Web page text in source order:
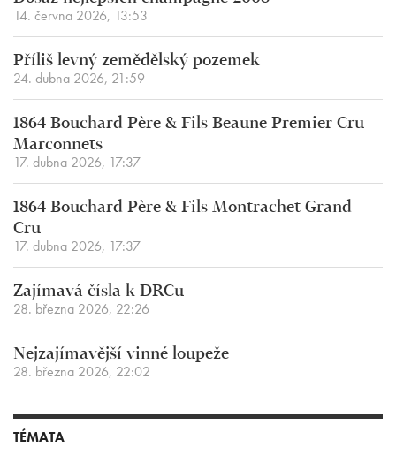
14. června 2026, 13:53
Příliš levný zemědělský pozemek
24. dubna 2026, 21:59
1864 Bouchard Père & Fils Beaune Premier Cru
Marconnets
17. dubna 2026, 17:37
1864 Bouchard Père & Fils Montrachet Grand
Cru
17. dubna 2026, 17:37
Zajímavá čísla k DRCu
28. března 2026, 22:26
Nejzajímavější vinné loupeže
28. března 2026, 22:02
TÉMATA